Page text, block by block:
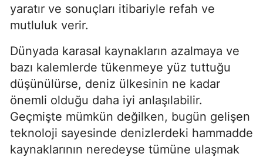
yaratır ve sonuçları itibariyle refah ve
mutluluk verir.
Dünyada karasal kaynakların azalmaya ve
bazı kalemlerde tükenmeye yüz tuttuğu
düşünülürse, deniz ülkesinin ne kadar
önemli olduğu daha iyi anlaşılabilir.
Geçmişte mümkün değilken, bugün gelişen
teknoloji sayesinde denizlerdeki hammadde
kaynaklarının neredeyse tümüne ulaşmak